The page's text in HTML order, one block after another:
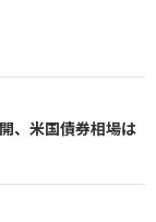
、米国債券相場は